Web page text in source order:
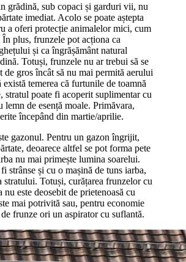
grădină, sub copaci și garduri vii, nu
imediat. Acolo se poate aștepta
a oferi protecție animalelor mici, cum
plus, frunzele pot acționa ca
și ca îngrășământ natural
Totuși, frunzele nu ar trebui să se
de gros încât să nu mai permită aerului
temerea că furtunile de toamnă
stratul poate fi acoperit suplimentar cu
lemn de esență moale. Primăvara,
începând din martie/aprilie.
gazonul. Pentru un gazon îngrijit,
deoarece altfel se pot forma pete
nu mai primește lumina soarelui.
strânse și cu o mașină de tuns iarba,
stratului. Totuși, curățarea frunzelor cu
nu este deosebit de prietenoasă cu
mai potrivită sau, pentru economie
frunze ori un aspirator cu suflantă.